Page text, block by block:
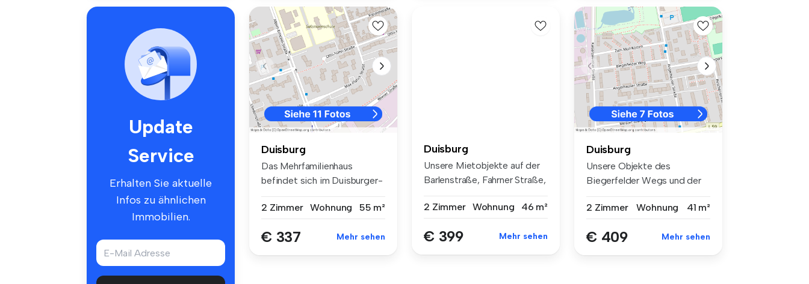
Update
Service
Erhalten Sie aktuelle
Infos zu ähnlichen
Immobilien.
Duisburg
Das Mehrfamilienhaus
befindet sich im Duisburger-
2 Zimmer
Wohnung 55 m²
€ 337 Mehr sehen
Duisburg
Unsere Mietobjekte auf der
Barlenstraße, Fahrner Straße,
2 Zimmer Wohnung 46 m²
€ 399 Mehr sehen
Duisburg
Unsere Objekte des
Biegerfelder Wegs und der
2 Zimmer
Wohnung 41 m²
€ 409 Mehr sehen